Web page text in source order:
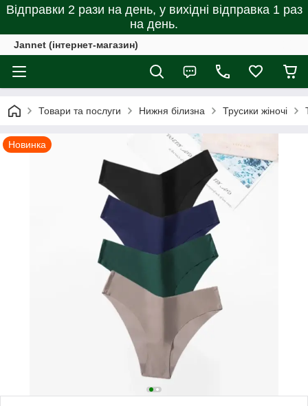
Відправки 2 рази на день, у вихідні відправка 1 раз
на день.
Jannet (інтернет-магазин)
Товари та послуги Нижня білизна Трусики жіночі
Новинка